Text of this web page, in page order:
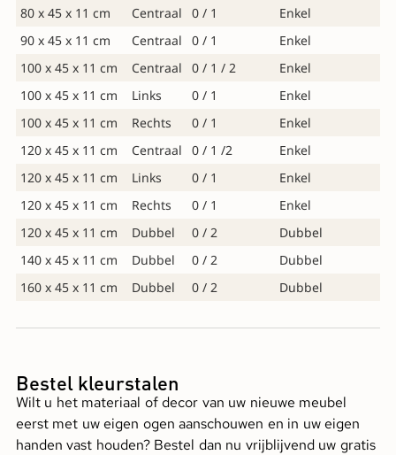
80 x 45 x 11 cm
Centraal 0 / 1
Enkel
90 x 45 x 11 cm
Centraal 0 / 1
Enkel
100 x 45 x 11 cm
Centraal 0 / 1 / 2
Enkel
100 x 45 x 11 cm
Links 0 / 1
Enkel
100 x 45 x 11 cm
Rechts 0 / 1
Enkel
120 x 45 x 11 cm
Centraal 0 / 1 /2
Enkel
120 x 45 x 11 cm
Links 0 / 1
Enkel
120 x 45 x 11 cm
Rechts 0 / 1
Enkel
120 x 45 x 11 cm
Dubbel 0 / 2
Dubbel
140 x 45 x 11 cm
Dubbel 0 / 2
Dubbel
160 x 45 x 11 cm
Dubbel 0 / 2 Dubbel
Bestel kleurstalen
Wilt u het materiaal of decor van uw nieuwe meubel
eerst met uw eigen ogen aanschouwen en in uw eigen
handen vast houden? Bestel dan nu vrijblijvend uw gratis